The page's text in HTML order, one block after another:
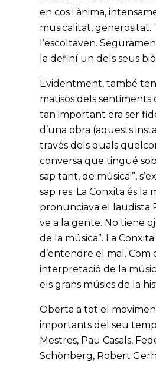
en cos i ànima,
musicalitat,
l’escoltaven.
la definí un dels seus
Evidentment, també
matisos dels
tan important era ser
d’una obra (aquests
través dels quals
conversa que tingué
sap tant, de música!”,
sap res. La Conxita és la
pronunciava el laudista
ve a la gente. No tiene
de la música”. La
d’entendre el mal. Com
interpretació de la
els grans músics de la
Oberta a tot el
importants del seu
Mestres, Pau Casals,
Schönberg, Robert